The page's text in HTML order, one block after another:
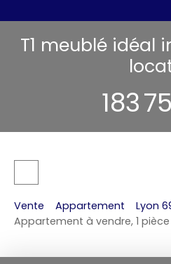
T1 meublé idéal
183
Vente Appartement
Lyon
Appartement à vendre, 1 pièce